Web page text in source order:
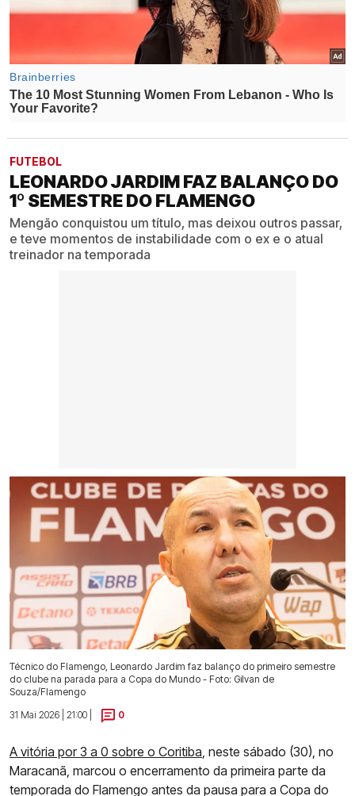
FUTEBOL
LEONARDO JARDIM FAZ BALANÇO DO
1º SEMESTRE DO FLAMENGO
Mengão conquistou um título, mas deixou outros passar,
e teve momentos de instabilidade com o ex e o atual
treinador na temporada
Técnico do Flamengo, Leonardo Jardim faz balanço do primeiro semestre
do clube na parada para a Copa do Mundo - Foto: Gilvan de
Souza/Flamengo
31 Mai 2026 | 21:00 |
0
A vitória por 3 a 0 sobre o Coritiba , neste sábado (30), no
Maracanã, marcou o encerramento da primeira parte da
temporada do Flamengo antes da pausa para a Copa do